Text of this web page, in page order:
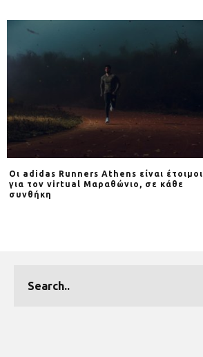
Οι adidas Runners Athens είναι έτοιμοι
για τον virtual Μαραθώνιο, σε κάθε
συνθήκη